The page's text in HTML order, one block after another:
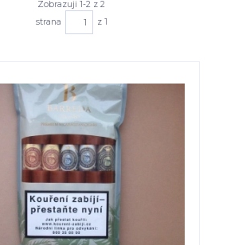
Zobrazuji 1-2 z 2
strana
z 1